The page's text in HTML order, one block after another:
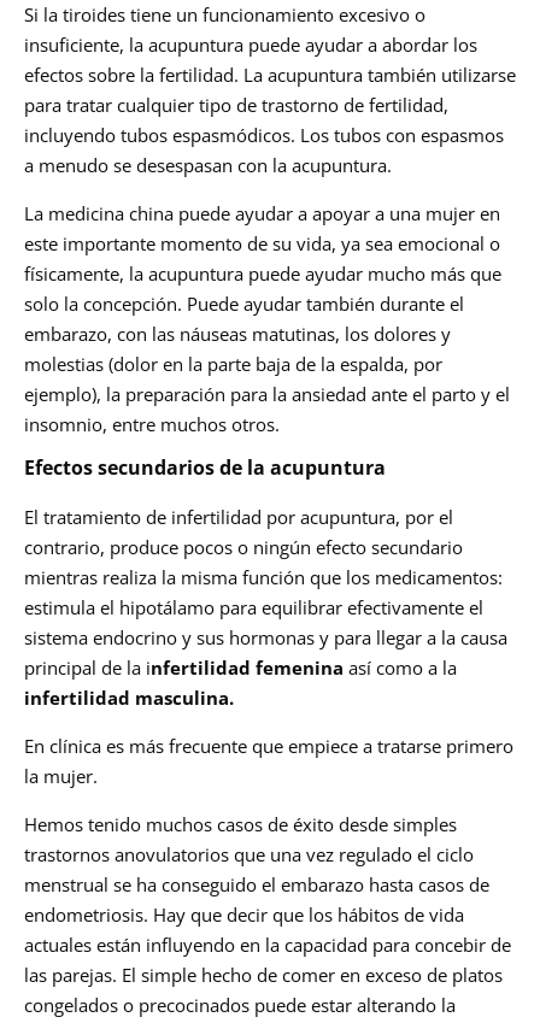
Si la tiroides tiene un funcionamiento excesivo o
insuficiente, la acupuntura puede ayudar a abordar los
efectos sobre la fertilidad. La acupuntura también utilizarse
para tratar cualquier tipo de trastorno de fertilidad,
incluyendo tubos espasmódicos. Los tubos con espasmos
a menudo se desespasan con la acupuntura.
La medicina china puede ayudar a apoyar a una mujer en
este importante momento de su vida, ya sea emocional o
físicamente, la acupuntura puede ayudar mucho más que
solo la concepción. Puede ayudar también durante el
embarazo, con las náuseas matutinas, los dolores y
molestias (dolor en la parte baja de la espalda, por
ejemplo), la preparación para la ansiedad ante el parto y el
insomnio, entre muchos otros.
Efectos secundarios de la acupuntura
El tratamiento de infertilidad por acupuntura, por el
contrario, produce pocos o ningún efecto secundario
mientras realiza la misma función que los medicamentos:
estimula el hipotálamo para equilibrar efectivamente el
sistema endocrino y sus hormonas y para llegar a la causa
principal de la infertilidad femenina así como a la
infertilidad masculina.
En clínica es más frecuente que empiece a tratarse primero
la mujer.
Hemos tenido muchos casos de éxito desde simples
trastornos anovulatorios que una vez regulado el ciclo
menstrual se ha conseguido el embarazo hasta casos de
endometriosis. Hay que decir que los hábitos de vida
actuales están influyendo en la capacidad para concebir de
las parejas. El simple hecho de comer en exceso de platos
congelados o precocinados puede estar alterando la